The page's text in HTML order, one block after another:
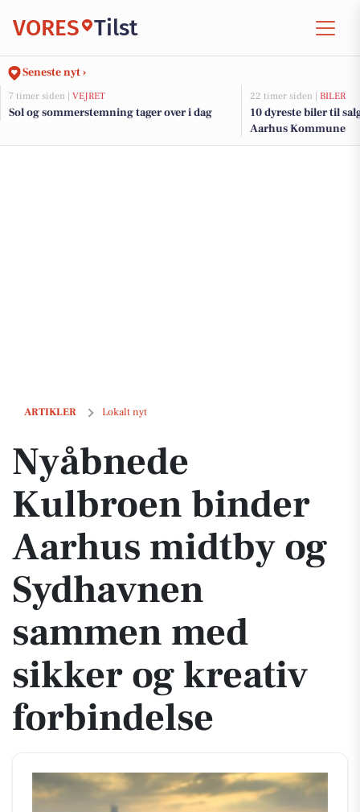
VORES Tilst
Seneste nyt ›
7 timer siden | VEJRET
Sol og sommerstemning tager over i dag
22 timer siden | BILER
10 dyreste biler til
Aarhus Kommune
ARTIKLER Lokalt nyt
Nyåbnede Kulbroen binder Aarhus midtby og Sydhavnen sammen
Nyåbnede
Kulbroen binder
Aarhus midtby og
Sydhavnen
sammen med
sikker og kreativ
forbindelse